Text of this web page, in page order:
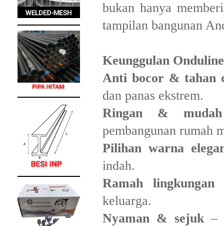
bukan hanya
tampilan bangunan
Keunggulan
Anti bocor & tahan
dan panas ekstrem.
Ringan & mudah
pembangunan rumah
Pilihan warna
indah.
Ramah lingkungan
keluarga.
Nyaman & sejuk–